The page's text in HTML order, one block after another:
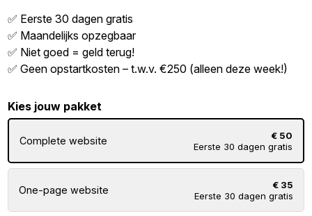
✅ Eerste 30 dagen gratis
✅ Maandelijks opzegbaar
✅ Niet goed = geld terug!
✅ Geen opstartkosten – t.w.v. €250 (alleen deze week!)
Kies jouw pakket
Complete website
€ 50
Eerste 30 dagen gratis
One-page website
€ 35
Eerste 30 dagen gratis